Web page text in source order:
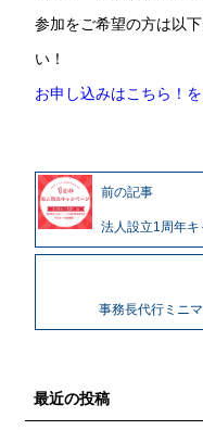
参加をご希望の方は以
い！
お申し込みはこちら！
前の記事
法人設立1周年
事務長代行ミニ
最近の投稿